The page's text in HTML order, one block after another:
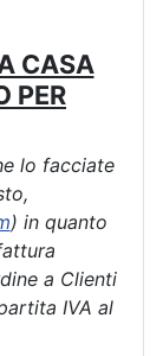
CASA
PER
lo facciate
) in quanto
a Clienti
IVA al